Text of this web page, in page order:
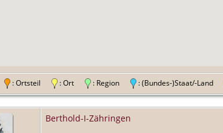
: Ortsteil : Ort : Region : (Bundes-)Staat/-Land
Berthold-I-Zähringen